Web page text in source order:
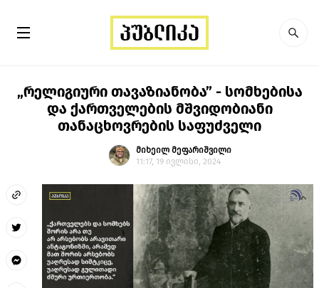
„რელიგიური თავაზიანობა” - სომხებისა
და ქართველების მშვიდობიანი
თანაცხოვრების საფუძველი
მიხეილ მეფარიშვილი
11:17, 19 ივლისი, 2024